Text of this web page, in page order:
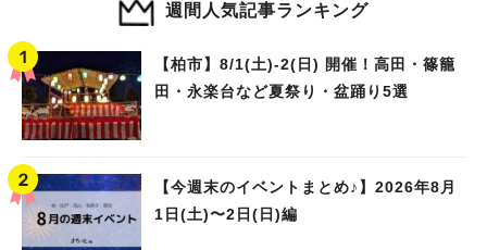
週間人気記事ランキング
【柏市】8/1(土)‐2(日) 開催！高田・篠籠
田・永楽台など夏祭り・盆踊り5選
【今週末のイベントまとめ♪】2026年8月
1日(土)〜2日(日)編